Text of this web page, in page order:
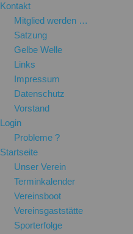
Kontakt
Mitglied werden …
Satzung
Gelbe Welle
Links
Impressum
Datenschutz
Vorstand
Login
Probleme ?
Startseite
Unser Verein
Terminkalender
Vereinsboot
Vereinsgaststätte
Sporterfolge